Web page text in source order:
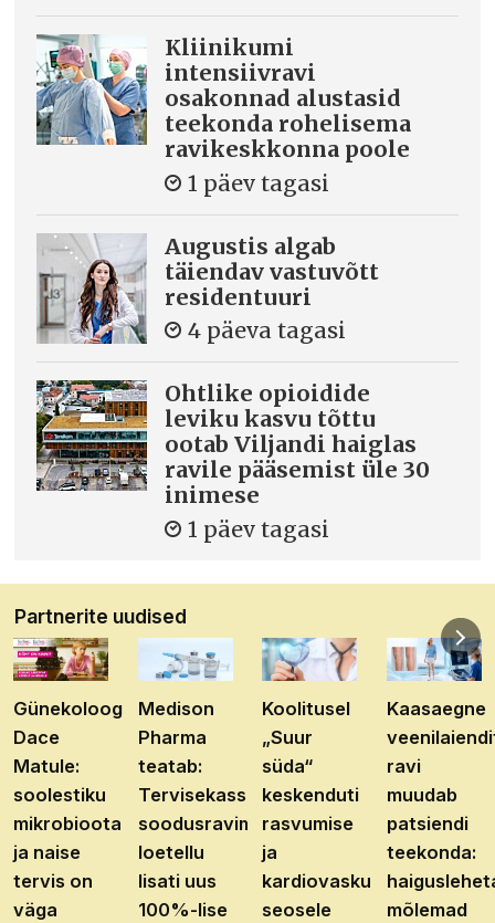
Kliinikumi
intensiivravi
osakonnad alustasid
teekonda rohelisema
ravikeskkonna poole
1 päev tagasi
Augustis algab
täiendav vastuvõtt
residentuuri
4 päeva tagasi
Ohtlike opioidide
leviku kasvu tõttu
ootab Viljandi haiglas
ravile pääsemist üle 30
inimese
1 päev tagasi
Partnerite uudised
Günekoloog
Dace
Matule:
soolestiku
mikrobioota
ja naise
tervis on
väga
Medison
Pharma
teatab:
Tervisekassa
soodusravimite
loetellu
lisati uus
100%-lise
Koolitusel
„Suur
süda“
keskenduti
rasvumise
ja
kardiovaskulaarhaiguste
seosele
Kaasaegne
ravi
muudab
patsiendi
teekonda:
mõlemad